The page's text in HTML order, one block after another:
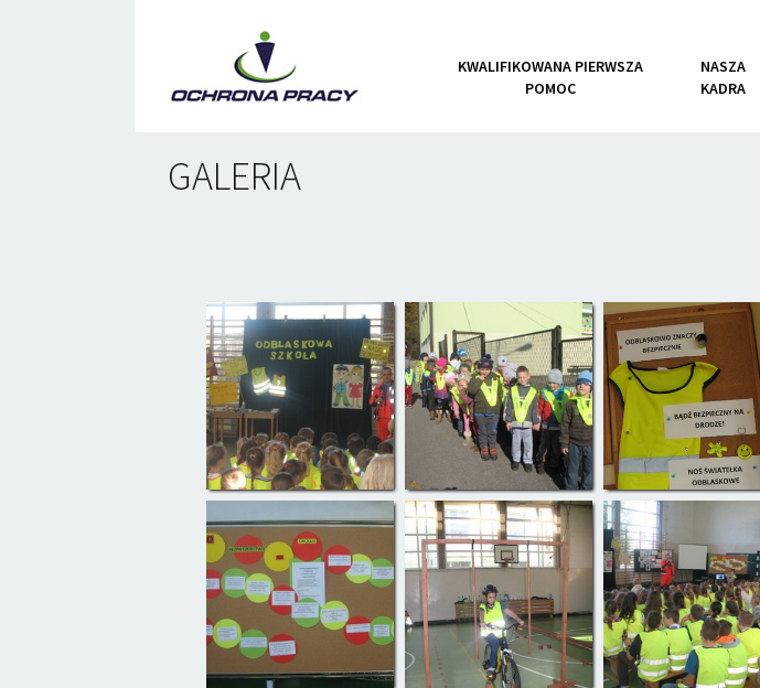
KWALIFIKOWANA PIERWSZA
POMOC
NASZA
KADRA
GALERIA